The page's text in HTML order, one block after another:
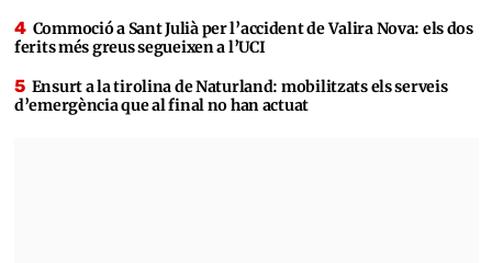
Commoció a Sant Julià per l’accident de Valira Nova: els dos
ferits més greus segueixen a l’UCI
Ensurt a la tirolina de Naturland: mobilitzats els serveis
d’emergència que al final no han actuat